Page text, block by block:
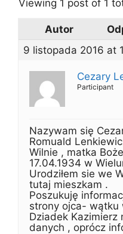
Viewing 1 post of 1
Autor
9 listopada 2016 at
Cezary
Participant
Nazywam się
Romuald
Wilnie , matka
17.04.1934 w
Urodziłem sie we
tutaj mieszkam .
Poszukuję
strony ojca- wątku
Dziadek Kazimierz
danych , oprócz